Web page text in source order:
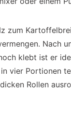
zum
Nach
klebt ist er
vier Portionen
Rollen